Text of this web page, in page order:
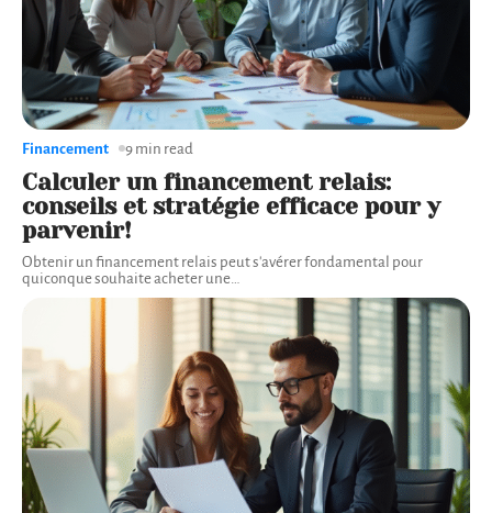
Calculer un financement relais:
conseils et stratégie efficace pour y
parvenir!
Obtenir un financement relais peut s'avérer fondamental pour
quiconque souhaite acheter une
Financement 9 min read